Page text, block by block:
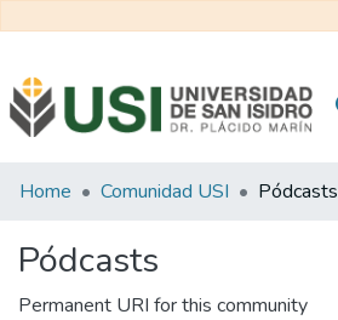
Communities
Collections
All of RI USI
Home Comunidad USI Pódcasts
Pódcasts
Permanent URI for this community